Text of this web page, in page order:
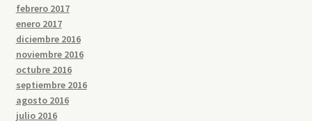
febrero 2017
enero 2017
diciembre 2016
noviembre 2016
octubre 2016
septiembre 2016
agosto 2016
julio 2016